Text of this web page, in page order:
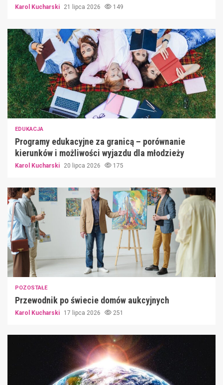
Karol Kucharski 21 lipca 2026 149
EDUKACJA
Programy edukacyjne za granicą – porównanie
kierunków i możliwości wyjazdu dla młodzieży
Karol Kucharski 20 lipca 2026 175
POZOSTAŁE
Przewodnik po świecie domów aukcyjnych
Karol Kucharski 17 lipca 2026 251